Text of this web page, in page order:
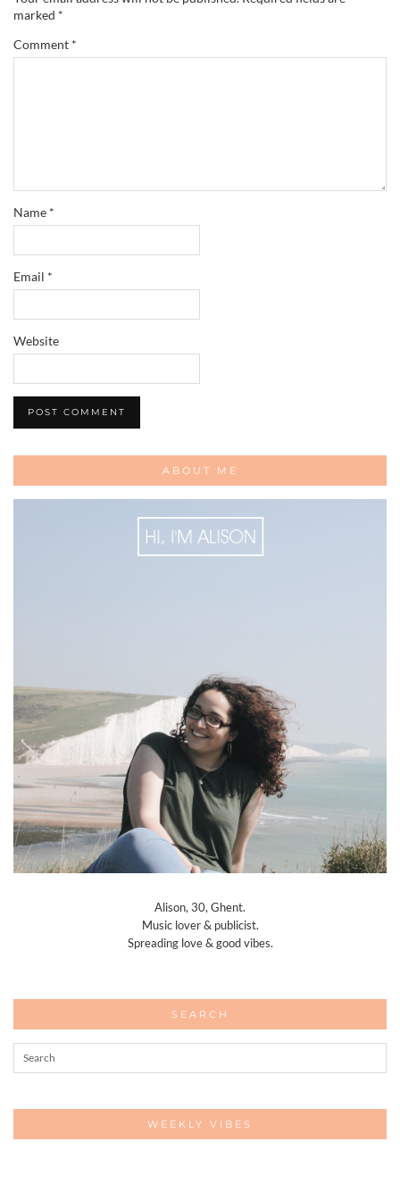
marked *
Comment *
Name *
Email *
Website
ABOUT ME
Alison, 30, Ghent.
Music lover & publicist.
Spreading love & good vibes.
SEARCH
WEEKLY VIBES